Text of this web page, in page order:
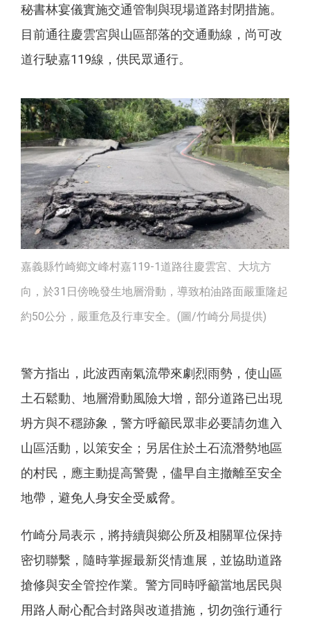
秘書林宴儀實施交通管制與現場道路封閉措施。
目前通往慶雲宮與山區部落的交通動線，尚可改
道行駛嘉119線，供民眾通行。
嘉義縣竹崎鄉文峰村嘉119-1道路往慶雲宮、大坑方
向，於31日傍晚發生地層滑動，導致柏油路面嚴重隆起
約50公分，嚴重危及行車安全。(圖/竹崎分局提供)
警方指出，此波西南氣流帶來劇烈雨勢，使山區
土石鬆動、地層滑動風險大增，部分道路已出現
坍方與不穩跡象，警方呼籲民眾非必要請勿進入
山區活動，以策安全；另居住於土石流潛勢地區
的村民，應主動提高警覺，儘早自主撤離至安全
地帶，避免人身安全受威脅。
竹崎分局表示，將持續與鄉公所及相關單位保持
密切聯繫，隨時掌握最新災情進展，並協助道路
搶修與安全管控作業。警方同時呼籲當地居民與
用路人耐心配合封路與改道措施，切勿強行通行